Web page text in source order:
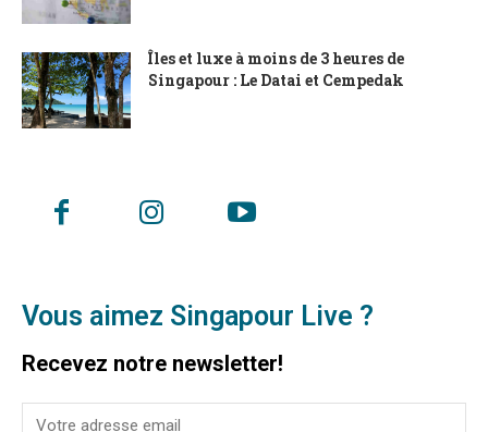
Îles et luxe à moins de 3 heures de
Singapour : Le Datai et Cempedak
Vous aimez Singapour Live ?
Recevez notre newsletter!